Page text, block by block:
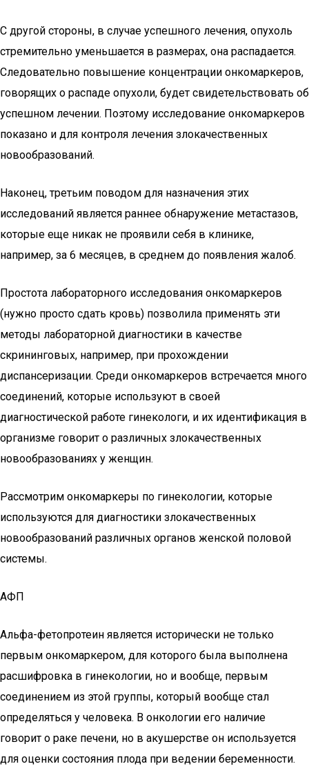
С другой стороны, в случае успешного лечения, опухоль
стремительно уменьшается в размерах, она распадается.
Следовательно повышение концентрации онкомаркеров,
говорящих о распаде опухоли, будет свидетельствовать об
успешном лечении. Поэтому исследование онкомаркеров
показано и для контроля лечения злокачественных
новообразований.
Наконец, третьим поводом для назначения этих
исследований является раннее обнаружение метастазов,
которые еще никак не проявили себя в клинике,
например, за 6 месяцев, в среднем до появления жалоб.
Простота лабораторного исследования онкомаркеров
(нужно просто сдать кровь) позволила применять эти
методы лабораторной диагностики в качестве
скрининговых, например, при прохождении
диспансеризации. Среди онкомаркеров встречается много
соединений, которые используют в своей
диагностической работе гинекологи, и их идентификация в
организме говорит о различных злокачественных
новообразованиях у женщин.
Рассмотрим онкомаркеры по гинекологии, которые
используются для диагностики злокачественных
новообразований различных органов женской половой
системы.
АФП
Альфа-фетопротеин является исторически не только
первым онкомаркером, для которого была выполнена
расшифровка в гинекологии, но и вообще, первым
соединением из этой группы, который вообще стал
определяться у человека. В онкологии его наличие
говорит о раке печени, но в акушерстве он используется
для оценки состояния плода при ведении беременности.